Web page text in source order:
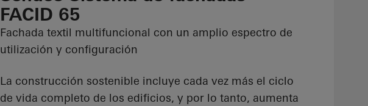
FACID 65
Fachada textil multifuncional con un amplio espectro de
utilización y configuración
La construcción sostenible incluye cada vez más el ciclo
de vida completo de los edificios, y por lo tanto, aumenta